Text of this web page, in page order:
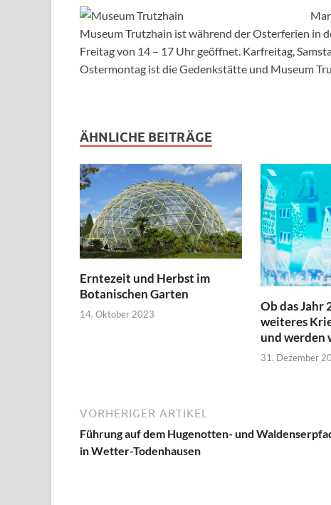
Museum Trutzhain ist während der Osterferien in
Freitag von 14 – 17 Uhr geöffnet. Karfreitag,
Ostermontag ist die Gedenkstätte und Museum
ÄHNLICHE BEITRÄGE
Erntezeit und Herbst im
Botanischen Garten
14. Oktober 2023
Ob das Jahr
weiteres
und werden
31. Dezember
VORHERIGER ARTIKEL
Führung auf dem Hugenotten- und
in Wetter-Todenhausen